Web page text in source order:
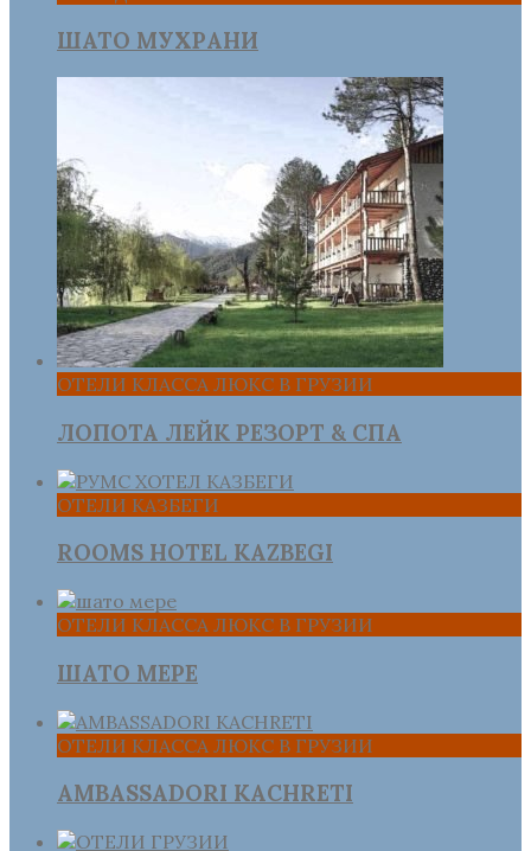
ШАТО МУХРАНИ
ОТЕЛИ КЛАССА ЛЮКС В ГРУЗИИ
ЛОПОТА ЛЕЙК РЕЗОРТ & СПА
ОТЕЛИ КАЗБЕГИ
ROOMS HOTEL KAZBEGI
ОТЕЛИ КЛАССА ЛЮКС В ГРУЗИИ
ШАТО МЕРЕ
ОТЕЛИ КЛАССА ЛЮКС В ГРУЗИИ
AMBASSADORI KACHRETI